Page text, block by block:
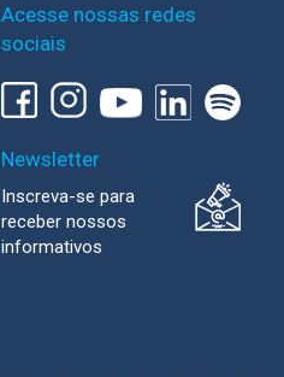
Acesse nossas redes
sociais
Newsletter
Inscreva-se para
receber nossos
informativos